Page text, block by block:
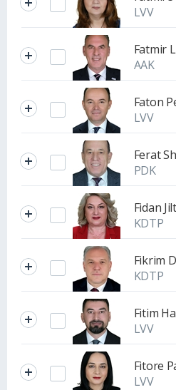
LVV
Fatmir
AAK
Faton
LVV
Ferat
PDK
Fidan
KDTP
Fikrim
KDTP
Fitim
LVV
Fitore
LVV